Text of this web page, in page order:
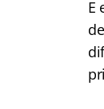
E